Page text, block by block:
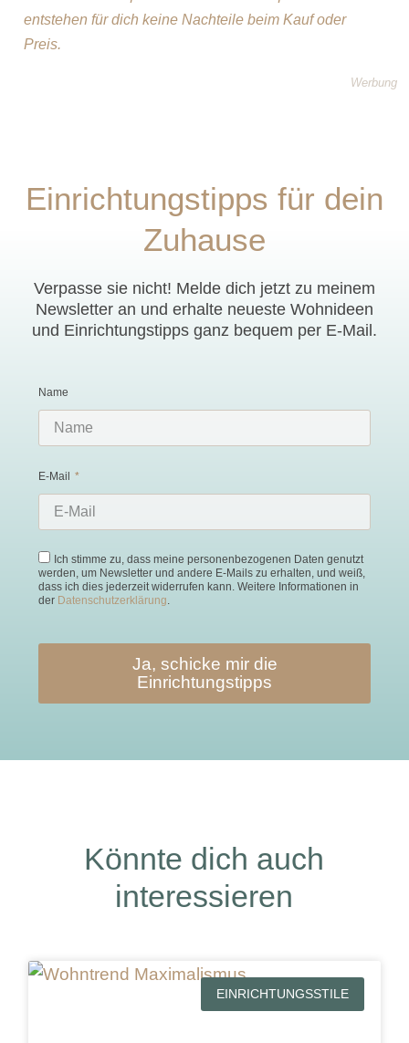
entstehen für dich keine Nachteile beim Kauf oder
Preis.
Werbung
Einrichtungstipps für dein
Zuhause
Verpasse sie nicht! Melde dich jetzt zu meinem
Newsletter an und erhalte neueste Wohnideen
und Einrichtungstipps ganz bequem per E-Mail.
Name
E-Mail
Ich stimme zu, dass meine personenbezogenen Daten genutzt
werden, um Newsletter und andere E-Mails zu erhalten, und weiß,
dass ich dies jederzeit widerrufen kann. Weitere Informationen in
der Datenschutzerklärung
Ja, schicke mir die
Einrichtungstipps
Könnte dich auch
interessieren
EINRICHTUNGSSTILE